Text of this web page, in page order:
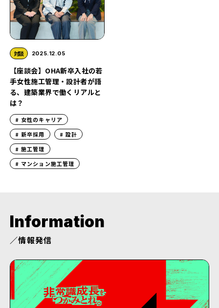
対談 2025.12.05
【座談会】OHA新卒入社の若
手女性施工管理・設計者が語
る、建築業界で働くリアルと
は？
女性のキャリア
新卒採用
設計
施工管理
マンション施工管理
Information
情報発信